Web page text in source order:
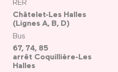
Châtelet-Les Halles
(Lignes A, B, D)
Bus
67, 74, 85
arrêt Coquillière-Les
Halles